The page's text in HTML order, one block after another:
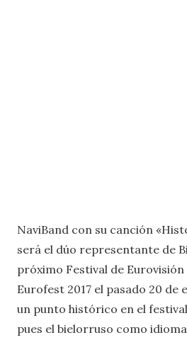
NaviBand con su canción
será el dúo representante de
próximo Festival de
Eurofest 2017 el pasado 20 de
un punto histórico en el
pues el bielorruso como